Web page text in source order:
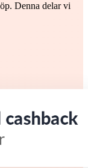
Denna delar vi